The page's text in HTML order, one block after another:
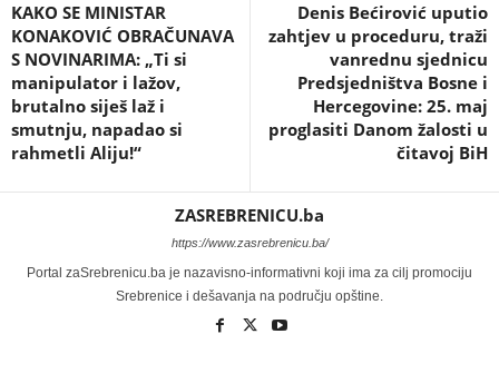
KAKO SE MINISTAR
KONAKOVIĆ OBRAČUNAVA
S NOVINARIMA: „Ti si
manipulator i lažov,
brutalno siješ laž i
smutnju, napadao si
rahmetli Aliju!“
Denis Bećirović uputio
zahtjev u proceduru, traži
vanrednu sjednicu
Predsjedništva Bosne i
Hercegovine: 25. maj
proglasiti Danom žalosti u
čitavoj BiH
ZASREBRENICU.ba
https://www.zasrebrenicu.ba/
Portal zaSrebrenicu.ba je nazavisno-informativni koji ima za cilj promociju
Srebrenice i dešavanja na području opštine.